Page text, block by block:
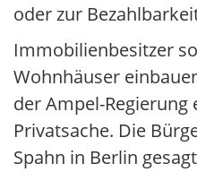
oder zur
Immobilienbesitzer
Wohnhäuser
der Ampel-
Privatsache. Die
Spahn in Berlin